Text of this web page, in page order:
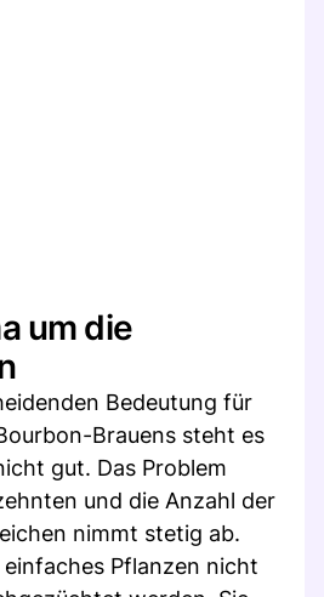
um die
Bedeutung für
Brauens steht es
gut. Das Problem
und die Anzahl der
nimmt stetig ab.
Pflanzen nicht